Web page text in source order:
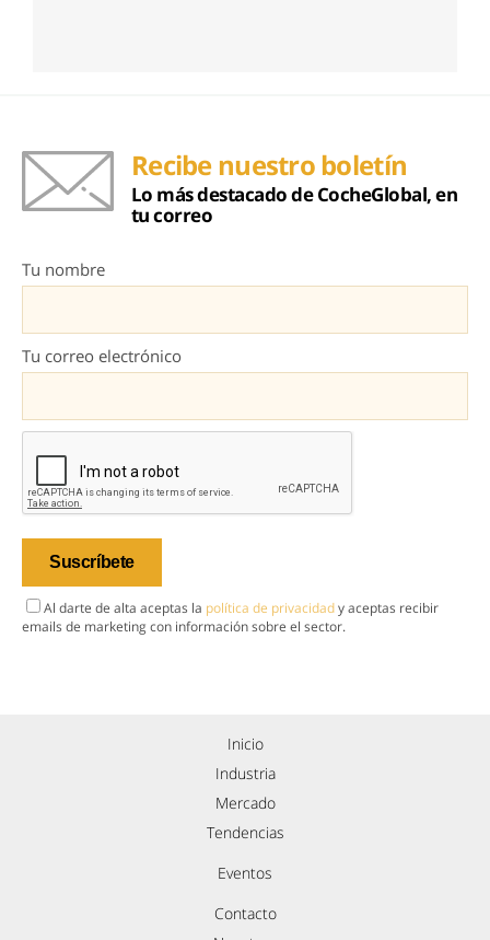
Recibe nuestro boletín
Lo más destacado de CocheGlobal, en
tu correo
Tu nombre
Tu correo electrónico
Al darte de alta aceptas la política de privacidady aceptas recibir
emails de marketing con información sobre el sector.
Inicio
Industria
Mercado
Tendencias
Eventos
Contacto